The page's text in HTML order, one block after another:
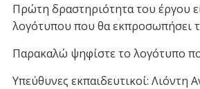
Πρώτη δραστηριότητα του έργου
λογότυπου που θα εκπροσωπήσει
Παρακαλώ ψηφίστε το λογότυπο
Υπεύθυνες εκπαιδευτικοί: Λιόντη